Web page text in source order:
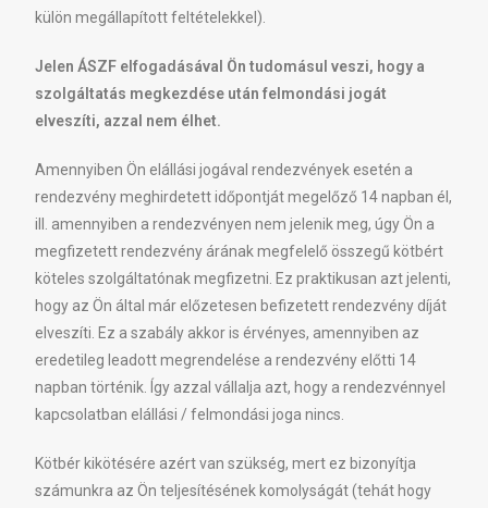
külön megállapított feltételekkel).
Jelen ÁSZF elfogadásával Ön tudomásul veszi, hogy a
szolgáltatás megkezdése után felmondási jogát
elveszíti, azzal nem élhet.
Amennyiben Ön elállási jogával rendezvények esetén a
rendezvény meghirdetett időpontját megelőző 14 napban él,
ill. amennyiben a rendezvényen nem jelenik meg, úgy Ön a
megfizetett rendezvény árának megfelelő összegű kötbért
köteles szolgáltatónak megfizetni. Ez praktikusan azt jelenti,
hogy az Ön által már előzetesen befizetett rendezvény díját
elveszíti. Ez a szabály akkor is érvényes, amennyiben az
eredetileg leadott megrendelése a rendezvény előtti 14
napban történik. Így azzal vállalja azt, hogy a rendezvénnyel
kapcsolatban elállási / felmondási joga nincs.
Kötbér kikötésére azért van szükség, mert ez bizonyítja
számunkra az Ön teljesítésének komolyságát (tehát hogy